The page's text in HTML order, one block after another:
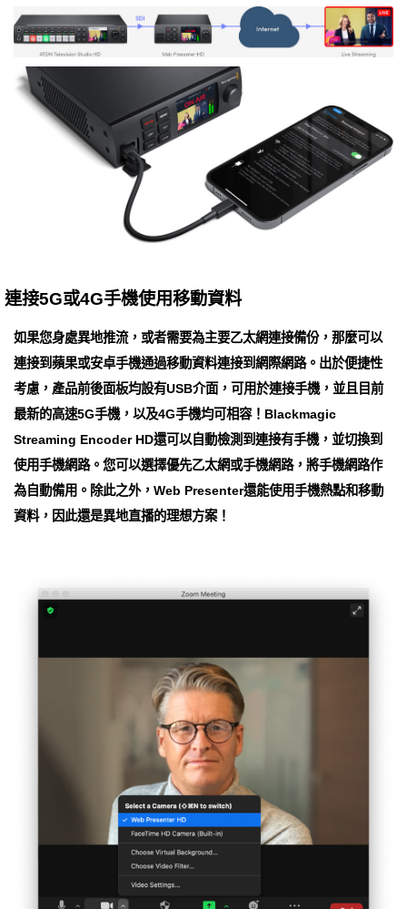
連接5G或4G手機使用移動資料
如果您身處異地推流，或者需要為主要乙太網連接備份，那麼可以
連接到蘋果或安卓手機通過移動資料連接到網際網路。出於便捷性
考慮，產品前後面板均設有USB介面，可用於連接手機，並且目前
最新的高速5G手機，以及4G手機均可相容！Blackmagic
Streaming Encoder HD還可以自動檢測到連接有手機，並切換到
使用手機網路。您可以選擇優先乙太網或手機網路，將手機網路作
為自動備用。除此之外，Web Presenter還能使用手機熱點和移動
資料，因此還是異地直播的理想方案！